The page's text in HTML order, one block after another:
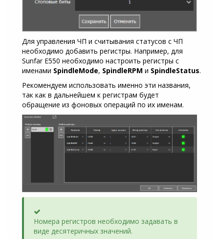
Для управления ЧП и считывания статусов с ЧП
необходимо добавить регистры. Например, для
Sunfar E550 необходимо настроить регистры с
именами SpindleMode, SpindleRPM и SpindleStatus.
Рекомендуем использовать именно эти названия,
так как в дальнейшем к регистрам будет
обращение из фоновых операций по их именам.
Номера регистров необходимо задавать в
виде десятеричных значений.